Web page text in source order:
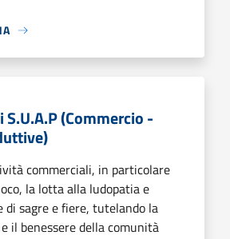
(Commercio -
commerciali, in particolare
la lotta alla ludopatia e
di sagre e fiere, tutelando la
il benessere della comunità